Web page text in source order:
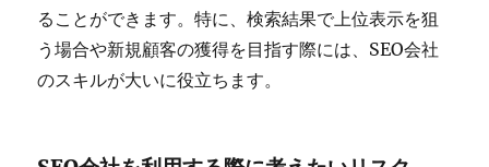
ることができます。特に、検索結果で上位表示を狙
う場合や新規顧客の獲得を目指す際には、SEO会社
のスキルが大いに役立ちます。